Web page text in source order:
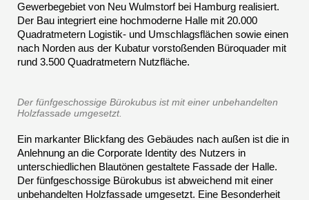
Gewerbegebiet von Neu Wulmstorf bei Hamburg realisiert.
Der Bau integriert eine hochmoderne Halle mit 20.000
Quadratmetern Logistik- und Umschlagsflächen sowie einen
nach Norden aus der Kubatur vorstoßenden Büroquader mit
rund 3.500 Quadratmetern Nutzfläche.
Der fünfgeschossige Bürokubus ist mit einer unbehandelten
Holzfassade umgesetzt.
Ein markanter Blickfang des Gebäudes nach außen ist die in
Anlehnung an die Corporate Identity des Nutzers in
unterschiedlichen Blautönen gestaltete Fassade der Halle.
Der fünfgeschossige Bürokubus ist abweichend mit einer
unbehandelten Holzfassade umgesetzt. Eine Besonderheit